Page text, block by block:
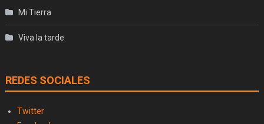
Mi Tierra
Viva la tarde
REDES SOCIALES
Twitter